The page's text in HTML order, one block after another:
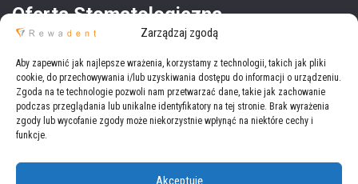
Zarządzaj zgodą
Aby zapewnić jak najlepsze wrażenia, korzystamy z technologii, takich jak pliki
cookie, do przechowywania i/lub uzyskiwania dostępu do informacji o urządzeniu.
Zgoda na te technologie pozwoli nam przetwarzać dane, takie jak zachowanie
podczas przeglądania lub unikalne identyfikatory na tej stronie. Brak wyrażenia
zgody lub wycofanie zgody może niekorzystnie wpłynąć na niektóre cechy i
funkcje.
Akceptuję
Oferta Stomatologiczna
Oferta Medyczna